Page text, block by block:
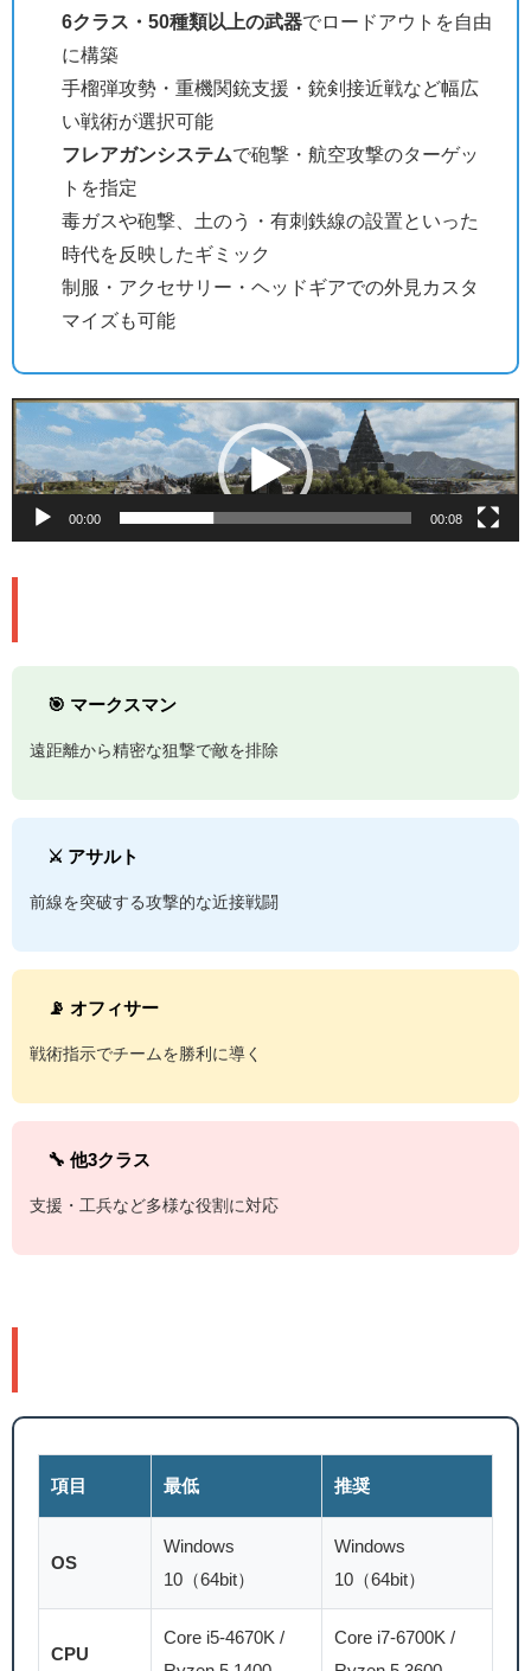
6クラス・50種類以上の武器でロードアウトを自由
に構築
手榴弾攻勢・重機関銃支援・銃剣接近戦など幅広
い戦術が選択可能
フレアガンシステムで砲撃・航空攻撃のターゲッ
トを指定
毒ガスや砲撃、土のう・有刺鉄線の設置といった
時代を反映したギミック
制服・アクセサリー・ヘッドギアでの外見カスタ
マイズも可能
動
画
プ
ー
ヤ
00:00 00:08
🎯 マークスマン
遠距離から精密な狙撃で敵を排除
⚔️ アサルト
前線を突破する攻撃的な近接戦闘
📡 オフィサー
戦術指示でチームを勝利に導く
🔧 他3クラス
支援・工兵など多様な役割に対応
項目 最低 推奨
OS
Windows
10（64bit）
Windows
10（64bit）
CPU
Core i5-4670K /
Core i7-6700K /